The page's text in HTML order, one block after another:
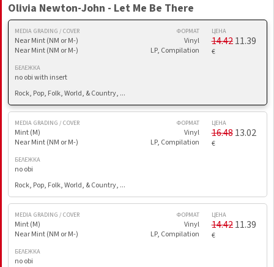
Olivia Newton-John - Let Me Be There
MEDIA GRADING / COVER
Near Mint (NM or M-)
Near Mint (NM or M-)
ФОРМАТ
Vinyl
LP, Compilation
ЦЕНА
14.4211.39
€
БЕЛЕЖКА
no obi with insert
Rock, Pop, Folk, World, & Country, ...
MEDIA GRADING / COVER
Mint (M)
Near Mint (NM or M-)
ФОРМАТ
Vinyl
LP, Compilation
ЦЕНА
16.4813.02
€
БЕЛЕЖКА
no obi
Rock, Pop, Folk, World, & Country, ...
MEDIA GRADING / COVER
Mint (M)
Near Mint (NM or M-)
ФОРМАТ
Vinyl
LP, Compilation
ЦЕНА
14.4211.39
€
БЕЛЕЖКА
no obi